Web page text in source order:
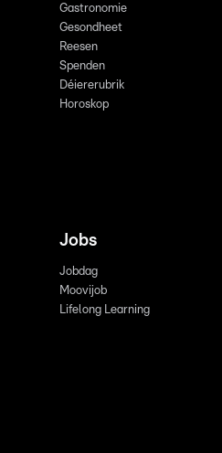
Gastronomie
Gesondheet
Reesen
Spenden
Déiererubrik
Horoskop
Jobs
Jobdag
Moovijob
Lifelong Learning